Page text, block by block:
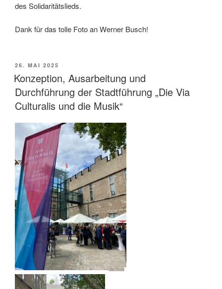
des Solidaritätslieds.
Dank für das tolle Foto an Werner Busch!
VERÖFFENTLICHT
AM
26. MAI 2025
Konzeption, Ausarbeitung und
Durchführung der Stadtführung „Die Via
Culturalis und die Musik“